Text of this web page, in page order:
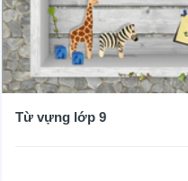
Từ vựng lớp 9